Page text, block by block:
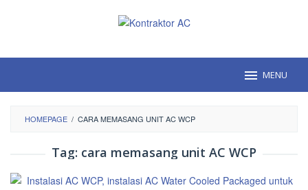
MENU
HOMEPAGE / CARA MEMASANG UNIT AC WCP
Tag: cara memasang unit AC WCP